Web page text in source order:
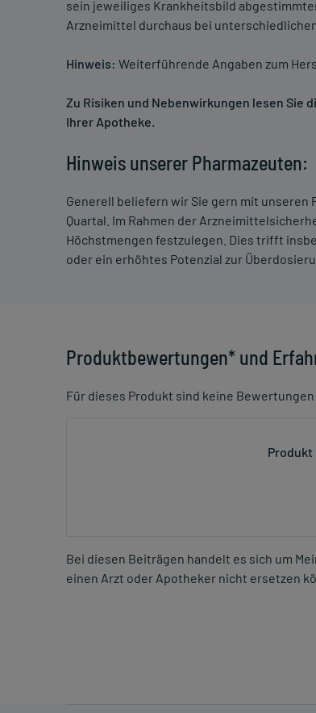
sein jeweiliges Krankheitsbild
Arzneimittel durchaus bei
Hinweis: Weiterführende Angaben zum
Zu Risiken und Nebenwirkungen lesen Sie
Ihrer Apotheke.
Hinweis unserer Pharmazeuten:
Generell beliefern wir Sie gern mit unseren
Quartal. Im Rahmen der
Höchstmengen festzulegen. Dies trifft
oder ein erhöhtes Potenzial zur
Produktbewertungen* und
Für dieses Produkt sind keine
Produkt
Bei diesen Beiträgen handelt es sich um
einen Arzt oder Apotheker nicht ersetzen